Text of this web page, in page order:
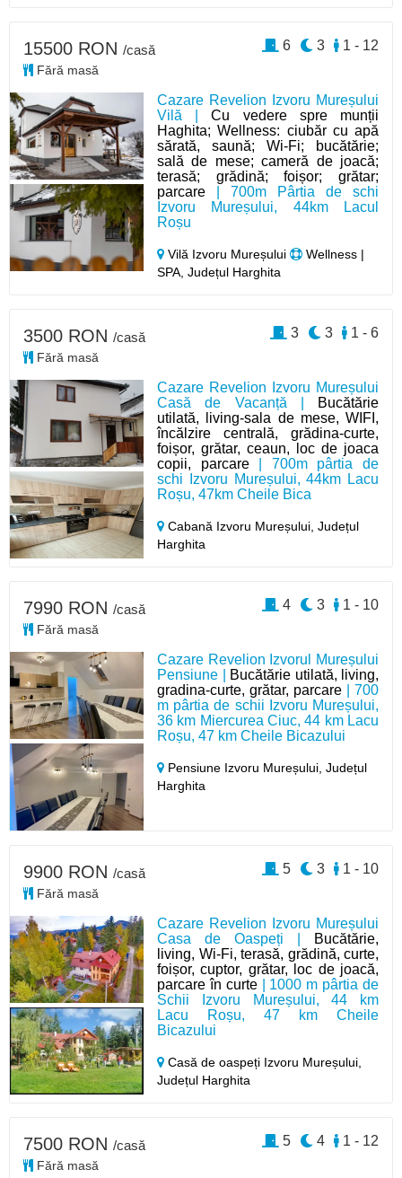
Cazare Revelion Izvoru Mureșului
Vilă |Cu vedere spre munții
Haghita; Wellness: ciubăr cu apă
sărată, saună; Wi-Fi; bucătărie;
sală de mese; cameră de joacă;
terasă; grădină; foișor; grătar;
parcare | 700m Pârtia de schi
Izvoru Mureșului, 44km Lacul
Roșu
Vilă Izvoru Mureșului
Wellness |
SPA, Județul Harghita
15500 RON /casă
Fără masă
1 - 12
3
6
Cazare Revelion Izvoru Mureșului
Casă de Vacanță |
Bucătărie
utilată, living-sala de mese, WIFI,
încălzire centrală, grădina-curte,
foișor, grătar, ceaun, loc de joaca
copii, parcare| 700m pârtia de
schi Izvoru Mureșului, 44km Lacu
Roșu, 47km Cheile Bica
Cabană Izvoru Mureșului,Județul
Harghita
3500 RON /casă
Fără masă
1 - 6
3
3
Cazare Revelion Izvorul Mureșului
Pensiune |
Bucătărie utilată, living,
gradina-curte, grătar, parcare | 700
m pârtia de schii Izvoru Mureșului,
36 km Miercurea Ciuc, 44 km Lacu
Roșu, 47 km Cheile Bicazului
Pensiune Izvoru Mureșului,Județul
Harghita
7990 RON /casă
Fără masă
1 - 10
3
4
Cazare Revelion Izvoru Mureșului
Casa de Oaspeți |
Bucătărie,
living, Wi-Fi, terasă, grădină, curte,
foișor, cuptor, grătar, loc de joacă,
parcare în curte| 1000 m pârtia de
Schii Izvoru Mureșului, 44 km
Lacu Roșu, 47 km Cheile
Bicazului
Casă de oaspeți Izvoru Mureșului,
Județul Harghita
9900 RON /casă
Fără masă
1 - 10
3
5
7500 RON /casă
Fără masă
1 - 12
4
5